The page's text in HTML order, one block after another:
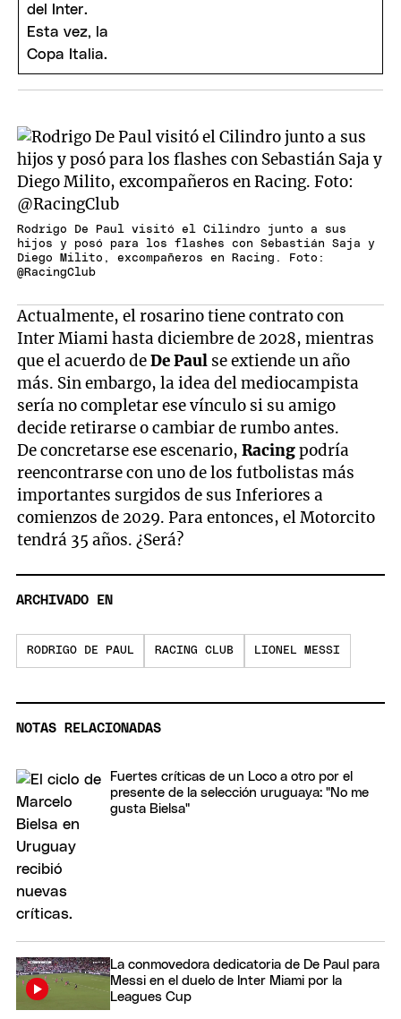
Rodrigo De Paul visitó el Cilindro junto a sus
hijos y posó para los flashes con Sebastián Saja y
Diego Milito, excompañeros en Racing. Foto:
@RacingClub
Actualmente, el rosarino tiene contrato con
Inter Miami hasta diciembre de 2028, mientras
que el acuerdo deDe Paul se extiende un año
más. Sin embargo, la idea del mediocampista
sería no completar ese vínculo si su amigo
decide retirarse o cambiar de rumbo antes.
De concretarse ese escenario,Racingpodría
reencontrarse con uno de los futbolistas más
importantes surgidos de sus Inferiores a
comienzos de 2029. Para entonces, el Motorcito
tendrá 35 años. ¿Será?
ARCHIVADO EN
RODRIGO DE PAUL RACING CLUB LIONEL MESSI
NOTAS RELACIONADAS
Fuertes críticas de un Loco a otro por el
presente de la selección uruguaya: "No me
gusta Bielsa"
La conmovedora dedicatoria de De Paul para
Messi en el duelo de Inter Miami por la
Leagues Cup